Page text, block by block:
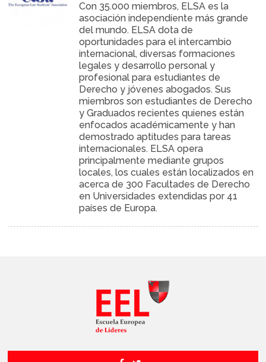
Con 35.000 miembros, ELSA es la
asociación independiente más grande
del mundo. ELSA dota de
oportunidades para el intercambio
internacional, diversas formaciones
legales y desarrollo personal y
profesional para estudiantes de
Derecho y jóvenes abogados. Sus
miembros son estudiantes de Derecho
y Graduados recientes quienes están
enfocados académicamente y han
demostrado aptitudes para tareas
internacionales. ELSA opera
principalmente mediante grupos
locales, los cuales están localizados en
acerca de 300 Facultades de Derecho
en Universidades extendidas por 41
países de Europa.